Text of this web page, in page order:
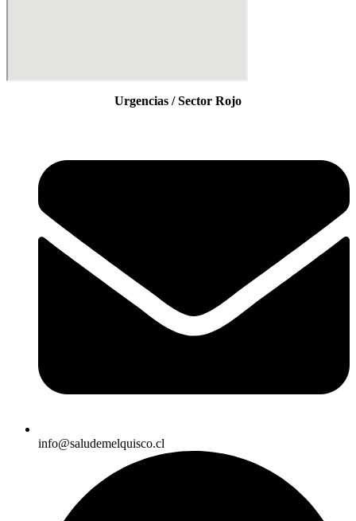
Urgencias / Sector Rojo
info@saludemelquisco.cl